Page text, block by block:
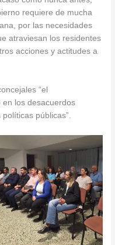
requiere de mucha
por las necesidades
atraviesan los residentes
acciones y actitudes a
“el
en los desacuerdos
públicas”.